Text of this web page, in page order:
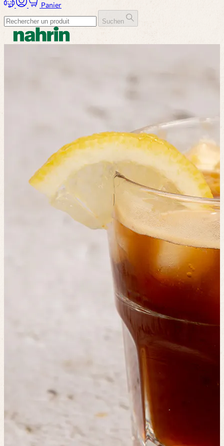
Panier
Suchen